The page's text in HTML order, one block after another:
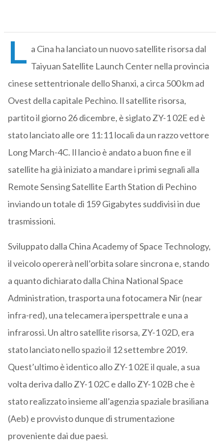
L a Cina ha lanciato un nuovo satellite risorsa dal
Taiyuan Satellite Launch Center nella provincia
cinese settentrionale dello Shanxi, a circa 500 km ad
Ovest della capitale Pechino. Il satellite risorsa,
partito il giorno 26 dicembre, è siglato ZY-1 02E ed è
stato lanciato alle ore 11:11 locali da un razzo vettore
Long March-4C. Il lancio è andato a buon fine e il
satellite ha già iniziato a mandare i primi segnali alla
Remote Sensing Satellite Earth Station di Pechino
inviando un totale di 159 Gigabytes suddivisi in due
trasmissioni.
Sviluppato dalla China Academy of Space Technology,
il veicolo opererà nell’orbita solare sincrona e, stando
a quanto dichiarato dalla China National Space
Administration, trasporta una fotocamera Nir (near
infra-red), una telecamera iperspettrale e una a
infrarossi. Un altro satellite risorsa, ZY-1 02D, era
stato lanciato nello spazio il 12 settembre 2019.
Quest’ultimo è identico allo ZY-1 02E il quale, a sua
volta deriva dallo ZY-1 02C e dallo ZY-1 02B che è
stato realizzato insieme all’agenzia spaziale brasiliana
(Aeb) e provvisto dunque di strumentazione
proveniente dai due paesi.